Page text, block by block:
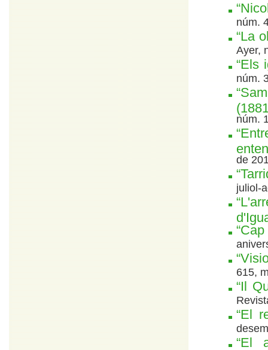
núm.
“La
Ayer,
“Els
núm.
núm.
de
juliol-
615,
“Il
“El
“El